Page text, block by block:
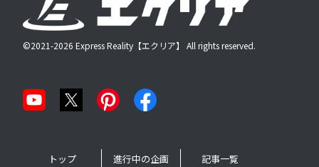
©2021-2026 Express Reality【エクリア】 All rights reserved.
トップ 進行中の企画 記事一覧